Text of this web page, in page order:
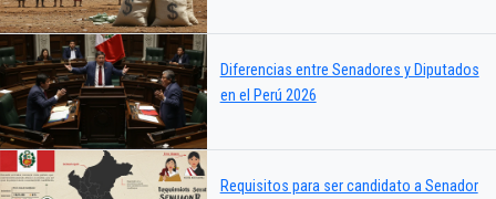
Diferencias entre Senadores y Diputados
en el Perú 2026
Requisitos para ser candidato a Senador